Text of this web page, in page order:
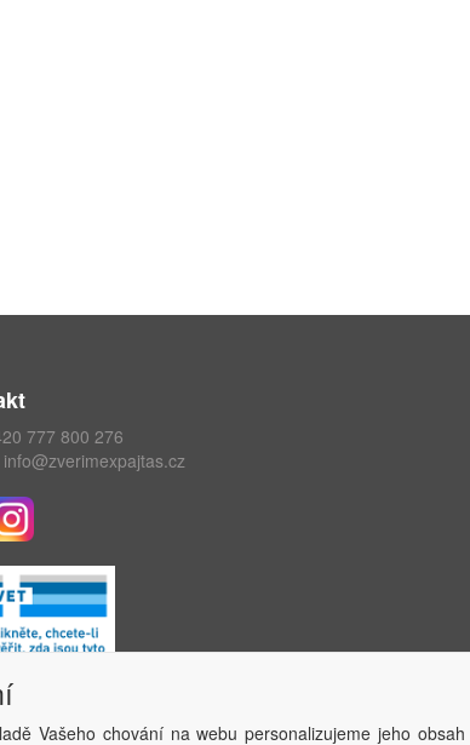
777 800 276
info@zverimexpajtas.cz
Vašeho chování na webu personalizujeme jeho